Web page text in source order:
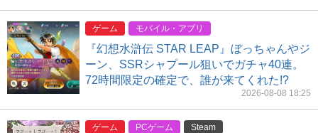
ゲーム モバイル・アプリ
『幻想水滸伝 STAR LEAP』ぼっちゃんやジ
ーン、SSRシャプール狙いでガチャ40連。
72時間限定の確定で、誰が来てくれた!?
2026-08-08 18:25
ゲーム PCゲーム
Steam